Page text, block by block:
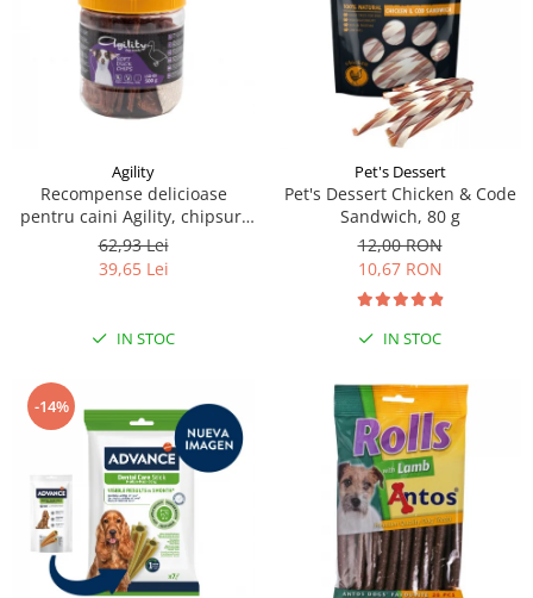
Agility
Recompense delicioase
pentru caini Agility, chipsuri
moi de rata, 500g
62,93 Lei
39,65 Lei
IN STOC
Pet's Dessert
Pet's Dessert Chicken & Code
Sandwich, 80 g
12,00 RON
10,67 RON
IN STOC
-14%